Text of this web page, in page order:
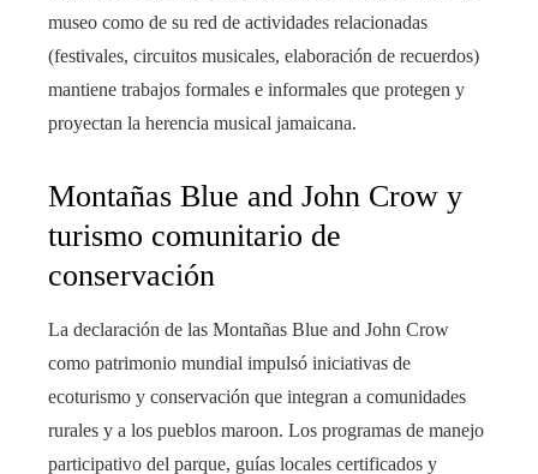
museo como de su red de actividades relacionadas
(festivales, circuitos musicales, elaboración de recuerdos)
mantiene trabajos formales e informales que protegen y
proyectan la herencia musical jamaicana.
Montañas Blue and John Crow y
turismo comunitario de
conservación
La declaración de las Montañas Blue and John Crow
como patrimonio mundial impulsó iniciativas de
ecoturismo y conservación que integran a comunidades
rurales y a los pueblos maroon. Los programas de manejo
participativo del parque, guías locales certificados y